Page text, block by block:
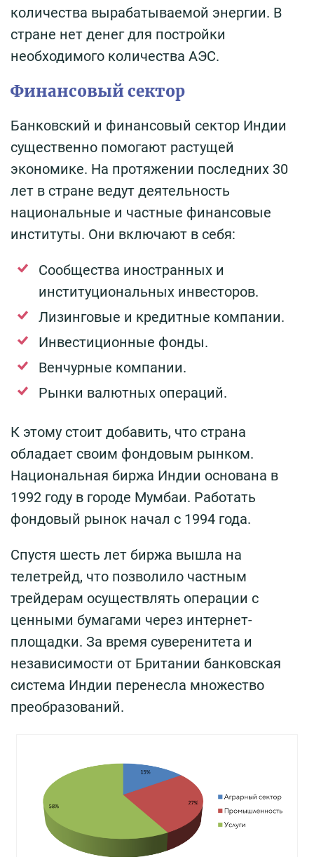
количества вырабатываемой энергии. В
стране нет денег для постройки
необходимого количества АЭС.
Финансовый сектор
Банковский и финансовый сектор Индии
существенно помогают растущей
экономике. На протяжении последних 30
лет в стране ведут деятельность
национальные и частные финансовые
институты. Они включают в себя:
Сообщества иностранных и
институциональных инвесторов.
Лизинговые и кредитные компании.
Инвестиционные фонды.
Венчурные компании.
Рынки валютных операций.
К этому стоит добавить, что страна
обладает своим фондовым рынком.
Национальная биржа Индии основана в
1992 году в городе Мумбаи. Работать
фондовый рынок начал с 1994 года.
Спустя шесть лет биржа вышла на
телетрейд, что позволило частным
трейдерам осуществлять операции с
ценными бумагами через интернет-
площадки. За время суверенитета и
независимости от Британии банковская
система Индии перенесла множество
преобразований.